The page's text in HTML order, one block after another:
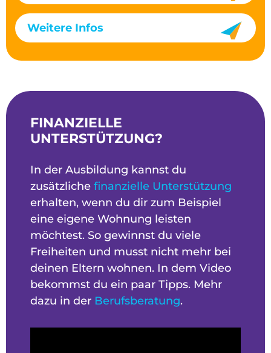
Weitere Infos
FINANZIELLE
UNTERSTÜTZUNG?
In der Ausbildung kannst du
zusätzliche finanzielle Unterstützung
erhalten, wenn du dir zum Beispiel
eine eigene Wohnung leisten
möchtest. So gewinnst du viele
Freiheiten und musst nicht mehr bei
deinen Eltern wohnen. In dem Video
bekommst du ein paar Tipps. Mehr
dazu in der Berufsberatung.